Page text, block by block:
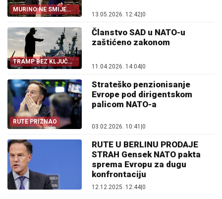
MURINO NE SMIJE
BITI ZABORAVLJENO
13.05.2026. 12:42|0
TRAMP BEZ KLJUČNE
POLUGE
Članstvo SAD u NATO-u
zaštićeno zakonom
11.04.2026. 14:04 0
RUTE PRIZNAO
Strateško penzionisanje
Evrope pod dirigentskom
palicom NATO-a
03.02.2026. 10:41 0
RUTE U BERLINU PRODAJE
STRAH Gensek NATO pakta
sprema Evropu za dugu
konfrontaciju
12.12.2025. 12:44|0